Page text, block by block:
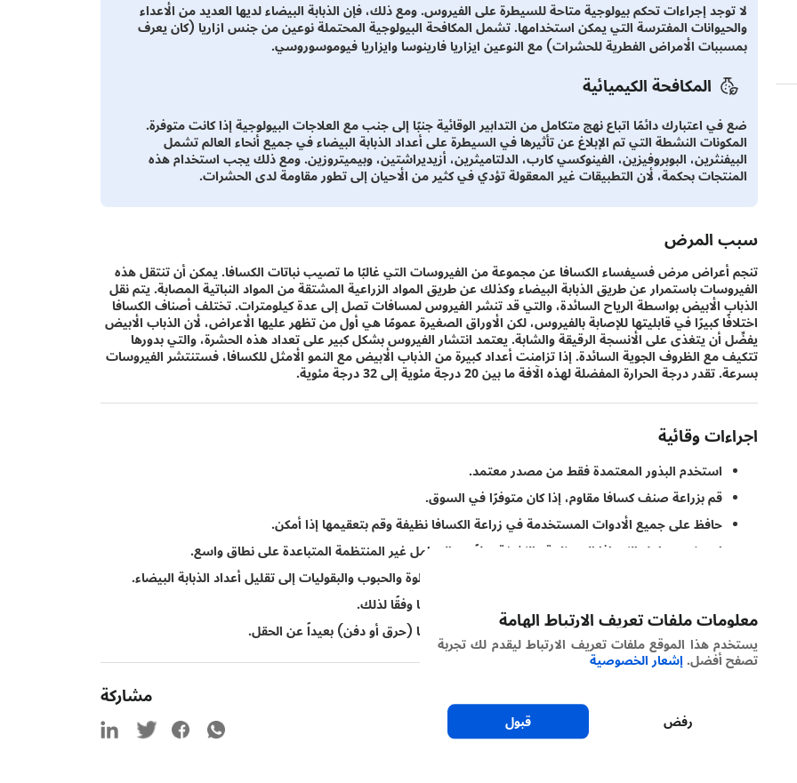
لا توجد إجراءات تحكم بيولوجية متاحة للسيطرة على الفيروس. ومع ذلك، فإن الذبابة البيضاء لديها العديد من الأعداء
والحيوانات المفترسة التي يمكن استخدامها. تشمل المكافحة البيولوجية المحتملة نوعين من جنس ازاريا (كان يعرف
بمسببات الأمراض الفطرية للحشرات) مع النوعين ايزاريا فارينوسا وايزاريا فيوموسوروسي.
المكافحة الكيميائية
ضع في اعتبارك دائمًا اتباع نهج متكامل من التدابير الوقائية جنبًا إلى جنب مع العلاجات البيولوجية إذا كانت متوفرة.
المكونات النشطة التي تم الإبلاغ عن تأثيرها في السيطرة على أعداد الذبابة البيضاء في جميع أنحاء العالم تشمل
البيفنثرين، البوبروفيزين، الفينوكسي كارب، الدلتاميثرين، أزيديراشتين، وبيميتروزين. ومع ذلك يجب استخدام هذه
المنتجات بحكمة، لأن التطبيقات غير المعقولة تؤدي في كثير من الأحيان إلى تطور مقاومة لدى الحشرات.
سبب المرض
تنجم أعراض مرض فسيفساء الكسافا عن مجموعة من الفيروسات التي غالبًا ما تصيب نباتات الكسافا. يمكن أن تنتقل هذه
الفيروسات باستمرار عن طريق الذبابة البيضاء وكذلك عن طريق المواد الزراعية المشتقة من المواد النباتية المصابة. يتم نقل
الذباب الأبيض بواسطة الرياح السائدة، والتي قد تنشر الفيروس لمسافات تصل إلى عدة كيلومترات. تختلف أصناف الكسافا
اختلافًا كبيرًا في قابليتها للإصابة بالفيروس، لكن الأوراق الصغيرة عمومًا هي أول من تظهر عليها الأعراض، لأن الذباب الأبيض
يفضِّل أن يتغذى على الأنسجة الرقيقة والشابة. يعتمد انتشار الفيروس بشكل كبير على تعداد هذه الحشرة، والتي بدورها
تتكيف مع الظروف الجوية السائدة. إذا تزامنت أعداد كبيرة من الذباب الأبيض مع النمو الأمثل للكسافا، فستنتشر الفيروسات
بسرعة. تقدر درجة الحرارة المفضلة لهذه الآفة ما بين 20 درجة مئوية إلى 32 درجة مئوية.
اجراءات وقائية
استخدم البذور المعتمدة فقط من مصدر معتمد.
قم بزراعة صنف كسافا مقاوم، إذا كان متوفرًا في السوق.
حافظ على جميع الأدوات المستخدمة في زراعة الكسافا نظيفة وقم بتعقيمها إذا أمكن.
استخدم حوامل الكسافا المنتظمة والكثيفة بدلاً من الحوامل غير المنتظمة المتباعدة على نطاق واسع.
يؤدي التداخل المحصولي مع أنواع مثل الموز والبطاطا الحلوة والحبوب والبقوليات إلى تقليل أعداد الذبابة البيضاء.
ويفضل زرع نبات الكسافا في تربة جيدة التغذية وتسميدها وفقًا لذلك.
قم بإزالة جميع نباتات الكسافا المصابة من الحقل وتدميرها (حرق أو دفن) بعيداً عن الحقل.
مشاركة
معلومات ملفات تعريف الارتباط الهامة
يستخدم هذا الموقع ملفات تعريف الارتباط ليقدم لك تجربة
تصفح أفضل. إشعار الخصوصية
رفض قبول